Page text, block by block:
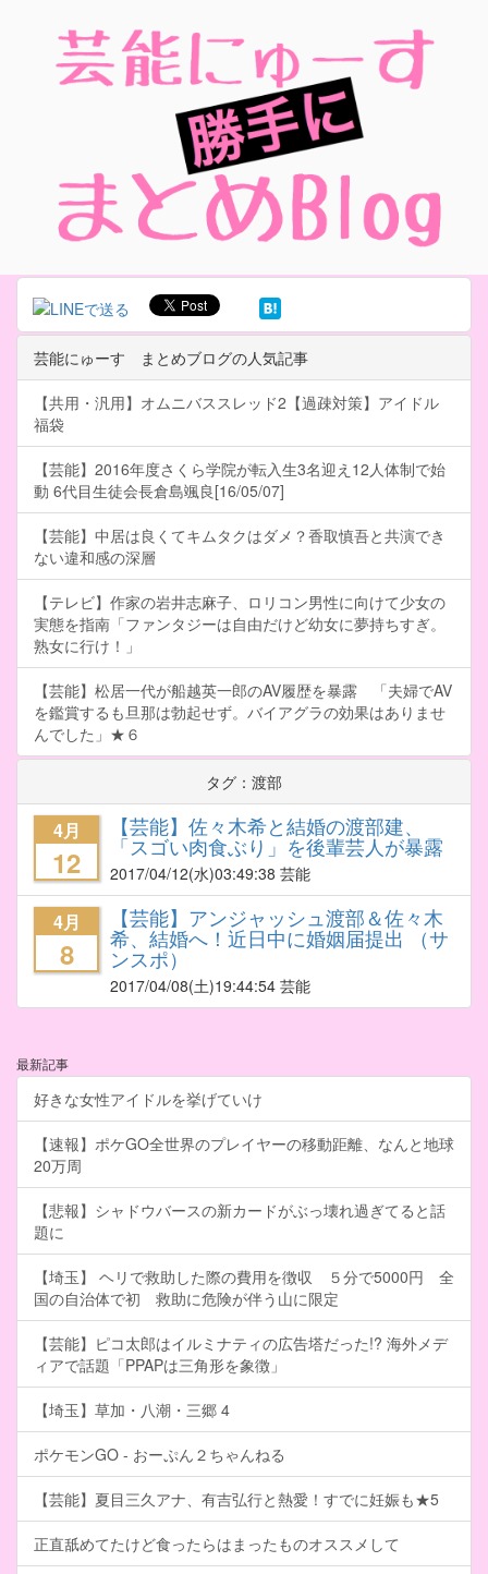
芸能にゅーす まとめブログの人気記事
【共用・汎用】オムニバススレッド2【過疎対策】アイドル
福袋
【芸能】2016年度さくら学院が転入生3名迎え12人体制で始
動 6代目生徒会長倉島颯良[16/05/07]
【芸能】中居は良くてキムタクはダメ？香取慎吾と共演でき
ない違和感の深層
【テレビ】作家の岩井志麻子、ロリコン男性に向けて少女の
実態を指南「ファンタジーは自由だけど幼女に夢持ちすぎ。
熟女に行け！」
【芸能】松居一代が船越英一郎のAV履歴を暴露 「夫婦でAV
を鑑賞するも旦那は勃起せず。バイアグラの効果はありませ
んでした」★６
タグ：渡部
4月
12
【芸能】佐々木希と結婚の渡部建、
「スゴい肉食ぶり」を後輩芸人が暴露
2017/04/12(水)03:49:38 芸能
4月
8
【芸能】アンジャッシュ渡部＆佐々木
希、結婚へ！近日中に婚姻届提出 （サ
ンスポ）
2017/04/08(土)19:44:54 芸能
最新記事
好きな女性アイドルを挙げていけ
【速報】ポケGO全世界のプレイヤーの移動距離、なんと地球
20万周
【悲報】シャドウバースの新カードがぶっ壊れ過ぎてると話
題に
【埼玉】 ヘリで救助した際の費用を徴収 ５分で5000円 全
国の自治体で初 救助に危険が伴う山に限定
【芸能】ピコ太郎はイルミナティの広告塔だった!? 海外メデ
ィアで話題「PPAPは三角形を象徴」
【埼玉】草加・八潮・三郷 4
ポケモンGO - おーぷん２ちゃんねる
【芸能】夏目三久アナ、有吉弘行と熱愛！すでに妊娠も★5
正直舐めてたけど食ったらはまったものオススメして